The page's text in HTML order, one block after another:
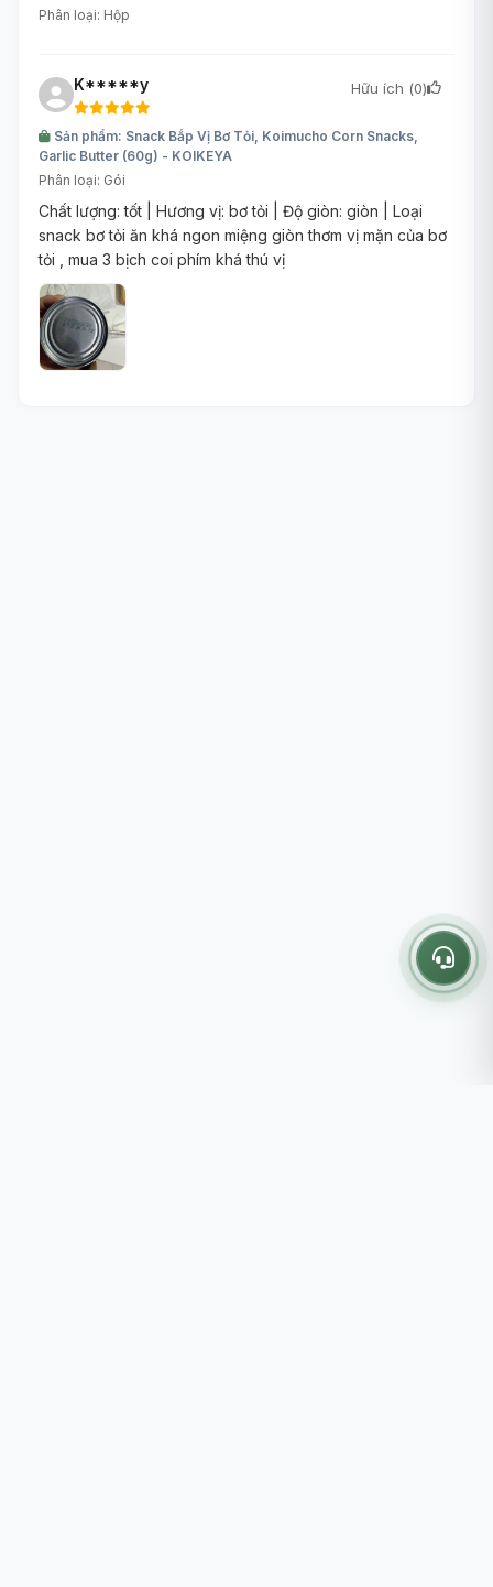
Phân loại: Hộp
K*****y Hữu ích (0)
Sản phẩm: Snack Bắp Vị Bơ Tỏi, Koimucho Corn Snacks,
Garlic Butter (60g) - KOIKEYA
Phân loại: Gói
Chất lượng: tốt | Hương vị: bơ tỏi | Độ giòn: giòn | Loại
snack bơ tỏi ăn khá ngon miệng giòn thơm vị mặn của bơ
tỏi , mua 3 bịch coi phím khá thú vị